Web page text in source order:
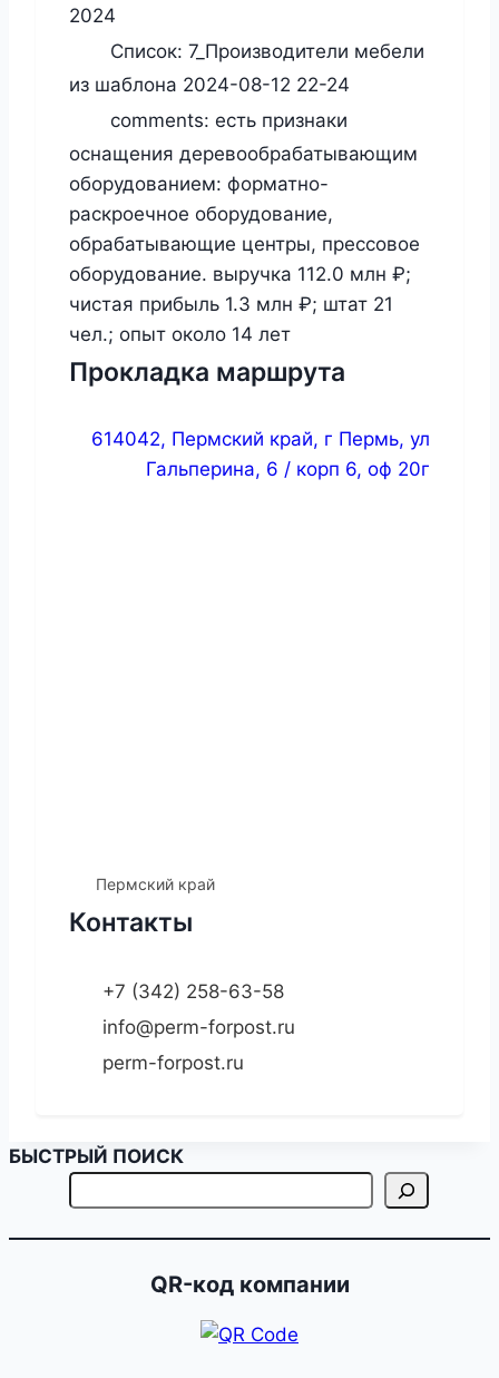
2024
Список: 7_Производители мебели
из шаблона 2024-08-12 22-24
comments: есть признаки
оснащения деревообрабатывающим
оборудованием: форматно-
раскроечное оборудование,
обрабатывающие центры, прессовое
оборудование. выручка 112.0 млн ₽;
чистая прибыль 1.3 млн ₽; штат 21
чел.; опыт около 14 лет
Прокладка маршрута
614042, Пермский край, г Пермь, ул
Гальперина, 6 / корп 6, оф 20г
Пермский край
Контакты
+7 (342) 258-63-58
info@perm-forpost.ru
perm-forpost.ru
БЫСТРЫЙ ПОИСК
QR-код компании